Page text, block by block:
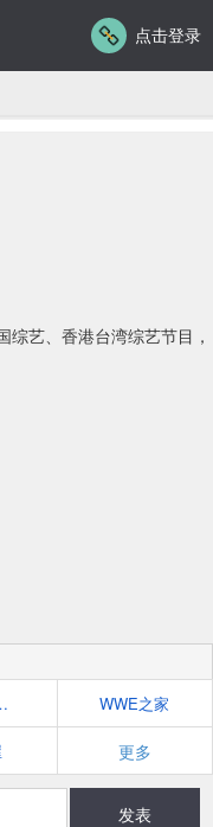
点击登录
艺、香港台湾综艺节目，
迷网 WWE之家
更多
发表